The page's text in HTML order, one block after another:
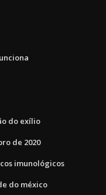
do exílio
de 2020
imunológicos
do méxico